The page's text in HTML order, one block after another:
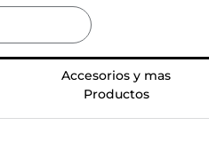
Accesorios y mas
Productos